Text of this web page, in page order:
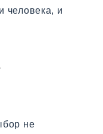
человека, и
не